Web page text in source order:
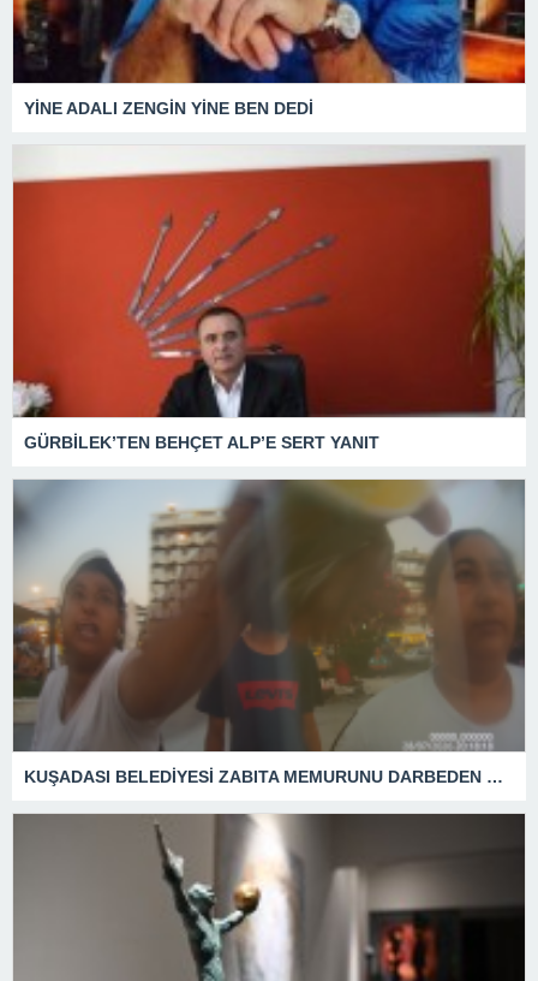
YİNE ADALI ZENGİN YİNE BEN DEDİ
GÜRBİLEK’TEN BEHÇET ALP’E SERT YANIT
KUŞADASI BELEDİYESİ ZABITA MEMURUNU DARBEDEN DİLENCİ 2 KADIN TUTUKLANDI